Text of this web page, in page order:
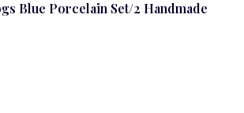
Blue Porcelain Set/2 Handmade